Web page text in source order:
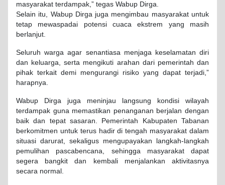
masyarakat terdampak,” tegas Wabup Dirga.
Selain itu, Wabup Dirga juga mengimbau masyarakat untuk
tetap mewaspadai potensi cuaca ekstrem yang masih
berlanjut.
Seluruh warga agar senantiasa menjaga keselamatan diri
dan keluarga, serta mengikuti arahan dari pemerintah dan
pihak terkait demi mengurangi risiko yang dapat terjadi,”
harapnya.
Wabup Dirga juga meninjau langsung kondisi wilayah
terdampak guna memastikan penanganan berjalan dengan
baik dan tepat sasaran. Pemerintah Kabupaten Tabanan
berkomitmen untuk terus hadir di tengah masyarakat dalam
situasi darurat, sekaligus mengupayakan langkah-langkah
pemulihan pascabencana, sehingga masyarakat dapat
segera bangkit dan kembali menjalankan aktivitasnya
secara normal.